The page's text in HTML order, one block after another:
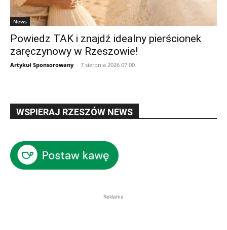
News
Powiedz TAK i znajdź idealny pierścionek
zaręczynowy w Rzeszowie!
Artykuł Sponsorowany - 7 sierpnia 2026 07:00
WSPIERAJ RZESZÓW NEWS
Reklama